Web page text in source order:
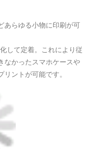
あらゆる小物に印刷が可
して定着。これにより従
なかったスマホケースや
ントが可能です。